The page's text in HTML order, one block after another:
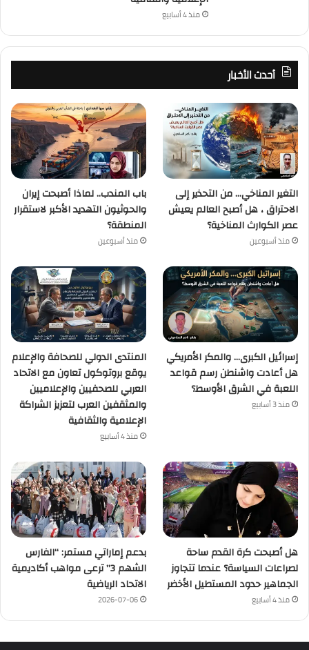
منذ 4 أسابيع
أحدث الأخبار
التغير المناخي… من التحذير إلى
الاحتراق ، هل أصبح العالم يعيش
عصر الكوارث المناخية؟
منذ أسبوعين
باب المندب.. لماذا أصبحت إيران
والحوثيون التهديد الأكبر لاستقرار
المنطقة؟
منذ أسبوعين
إسرائيل الكبرى… والمكر الأمريكي
هل أعادت واشنطن رسم قواعد
اللعبة في الشرق الأوسط؟
منذ 3 أسابيع
المنتدى الدولي للصحافة والإعلام
يوقع بروتوكول تعاون مع الاتحاد
العربي للصحفيين والإعلاميين
والمثقفين العرب لتعزيز الشراكة
الإعلامية والثقافية
منذ 4 أسابيع
هل أصبحت كرة القدم ساحة
لصراعات السياسة؟ عندما تتجاوز
الجماهير حدود المستطيل الأخضر
منذ 4 أسابيع
بدعم إماراتي مستمر: “الفارس
الشهم 3” ترعى مواهب أكاديمية
الاتحاد الرياضية
2026-07-06